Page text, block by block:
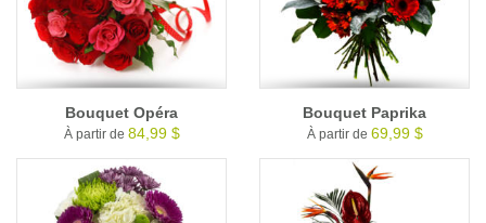
Bouquet Opéra
À partir de 84,99 $
Bouquet Paprika
À partir de 69,99 $